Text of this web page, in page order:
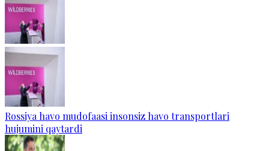
Rossiya havo mudofaasi insonsiz havo transportlari
hujumini qaytardi